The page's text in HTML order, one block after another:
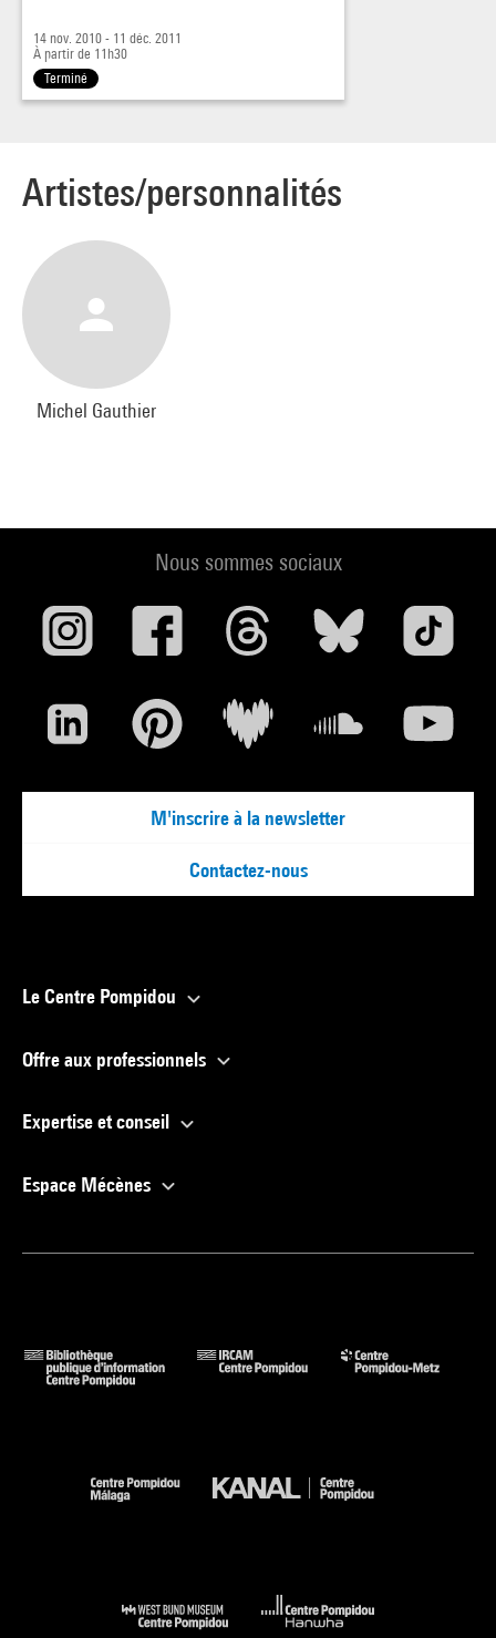
14 nov. 2010 - 11 déc. 2011
À partir de 11h30
Terminé
Artistes/personnalités
Michel Gauthier
Nous sommes sociaux
M'inscrire à la newsletter
Contactez-nous
Le Centre Pompidou
Offre aux professionnels
Expertise et conseil
Espace Mécènes